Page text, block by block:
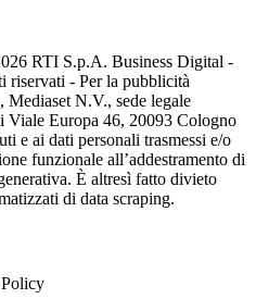
RTI S.p.A. Business Digital -
riservati - Per la pubblicità
N.V., sede legale
Viale Europa 46, 20093 Cologno
e ai dati personali trasmessi e/o
funzionale all’addestramento di
È altresì fatto divieto
di data scraping.